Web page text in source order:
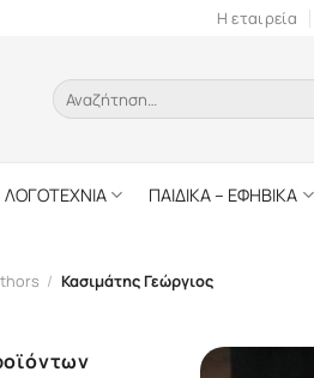
Η εταιρεία
Αναζήτηση
για:
ΛΟΓΟΤΕΧΝΙΑ ΠΑΙΔΙΚΑ – ΕΦΗΒΙΚΑ
/ Κασιμάτης Γεώργιος